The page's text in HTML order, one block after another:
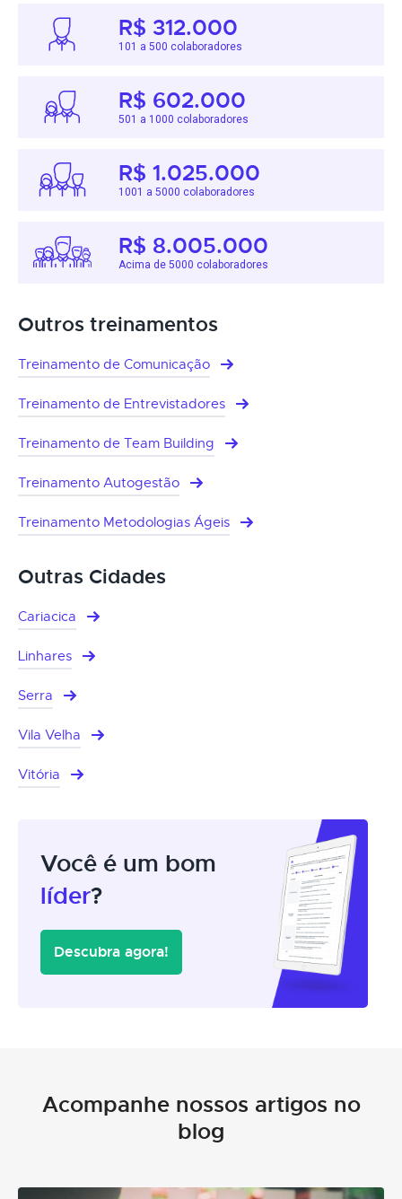
R$ 312.000
101 a 500 colaboradores
R$ 602.000
501 a 1000 colaboradores
R$ 1.025.000
1001 a 5000 colaboradores
R$ 8.005.000
Acima de 5000 colaboradores
Outros treinamentos
Treinamento de Comunicação
Treinamento de Entrevistadores
Treinamento de Team Building
Treinamento Autogestão
Treinamento Metodologias Ágeis
Outras Cidades
Cariacica
Linhares
Serra
Vila Velha
Vitória
Você é um bom
líder?
Descubra agora!
Acompanhe nossos artigos no
blog